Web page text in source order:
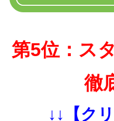
第5位：ス
徹
↓↓【ク